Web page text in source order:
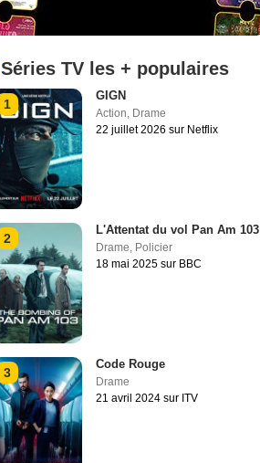
Séries TV les + populaires
1
GIGN
Action, Drame
22 juillet 2026 sur Netflix
2
L'Attentat du vol Pan Am 103
Drame, Policier
18 mai 2025 sur BBC
3
Code Rouge
Drame
21 avril 2024 sur ITV